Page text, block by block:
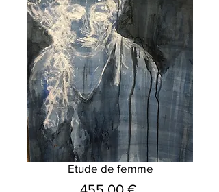
Etude de femme
Prix